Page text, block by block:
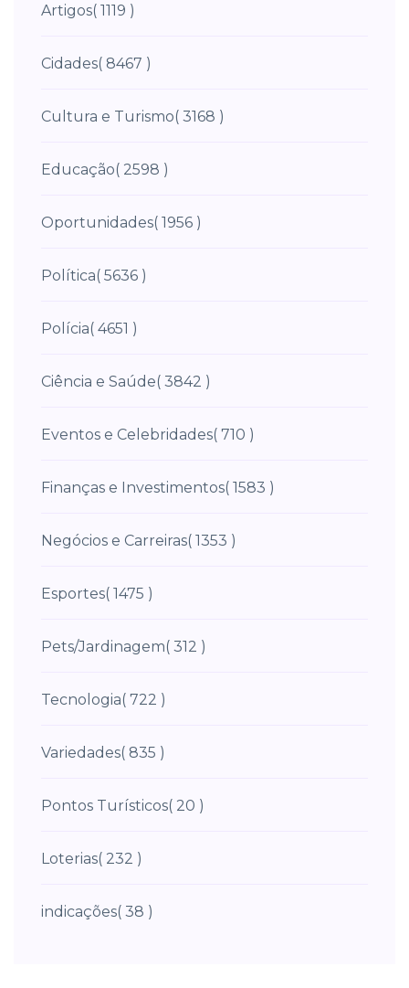
Artigos( 1119 )
Cidades( 8467 )
Cultura e Turismo( 3168 )
Educação( 2598 )
Oportunidades( 1956 )
Política( 5636 )
Polícia( 4651 )
Ciência e Saúde( 3842 )
Eventos e Celebridades( 710 )
Finanças e Investimentos( 1583 )
Negócios e Carreiras( 1353 )
Esportes( 1475 )
Pets/Jardinagem( 312 )
Tecnologia( 722 )
Variedades( 835 )
Pontos Turísticos( 20 )
Loterias( 232 )
indicações( 38 )